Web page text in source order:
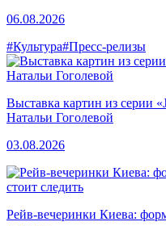
06.08.2026
#Культура#Пресс-релизы
Выставка картин из серии
Натальи Гоголевой
03.08.2026
Рейв-вечеринки Киева: